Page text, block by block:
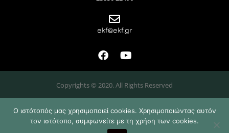
ekf@ekf.gr
Copyrights © 2020. All Rights Reserved
Design & Developed by
Ο ιστότοπός μας χρησιμοποιεί cookies. Χρησιμοποιώντας αυτόν
τον ιστότοπο, συμφωνείτε με τη χρήση των cookies.